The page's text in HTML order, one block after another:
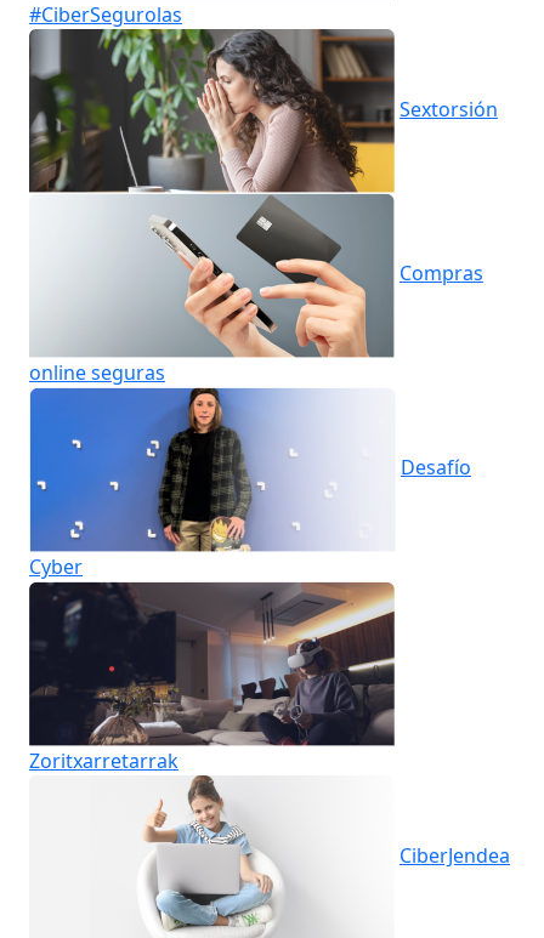
#CiberSegurolas
Sextorsión
Compras
online seguras
Desafío
Cyber
Zoritxarretarrak
CiberJendea